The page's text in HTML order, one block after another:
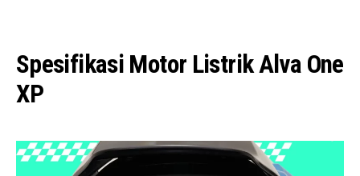
Spesifikasi Motor Listrik Alva One
XP